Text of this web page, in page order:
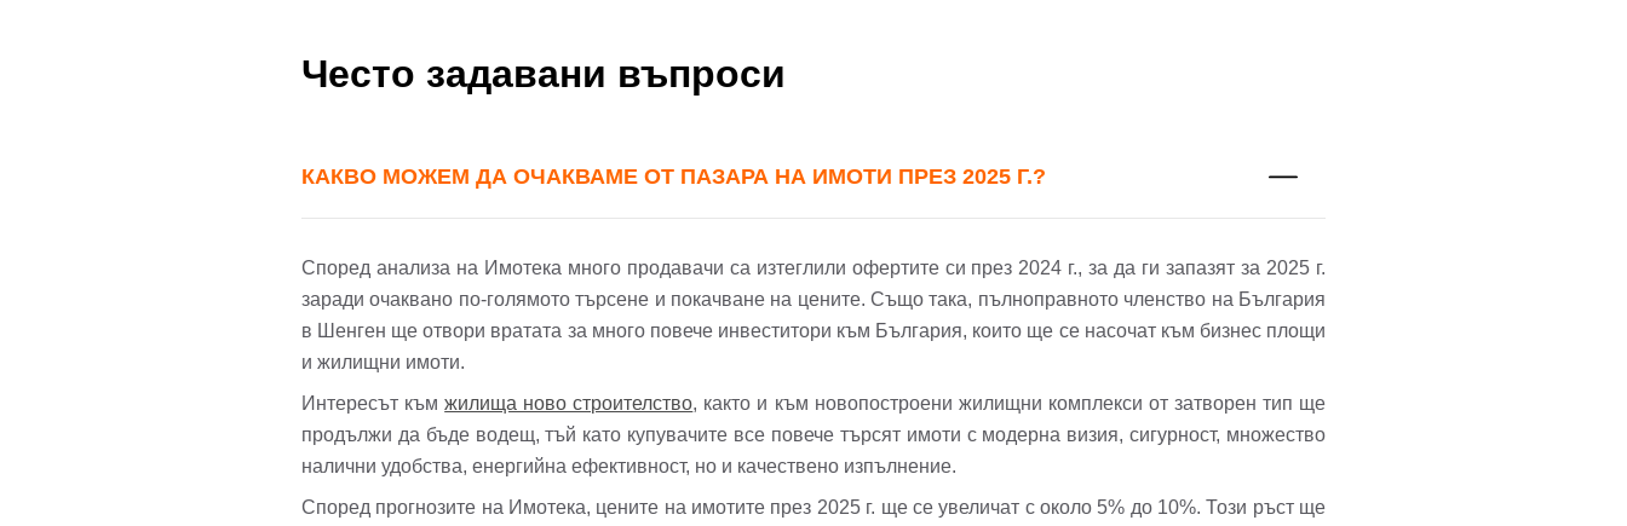
Вход
Вход като гост
или използвай профил
Вход с Google Вход с Facebook
Често задавани въпроси
КАКВО МОЖЕМ ДА ОЧАКВАМЕ ОТ ПАЗАРА НА ИМОТИ ПРЕЗ 2025 Г.?
Според анализа на Имотека много продавачи са изтеглили офертите си през 2024 г., за да ги запазят за 2025 г.
заради очаквано по-голямото търсене и покачване на цените. Също така, пълноправното членство на България
в Шенген ще отвори вратата за много повече инвеститори към България, които ще се насочат към бизнес площи
и жилищни имоти.
Интересът къмжилища ново строителство, както и към новопостроени жилищни комплекси от затворен тип ще
продължи да бъде водещ, тъй като купувачите все повече търсят имоти с модерна визия, сигурност, множество
налични удобства, енергийна ефективност, но и качествено изпълнение.
Според прогнозите на Имотека, цените на имотите през 2025 г. ще се увеличат с около 5% до 10%. Този ръст ще
Имейл адрес*
Телефон*